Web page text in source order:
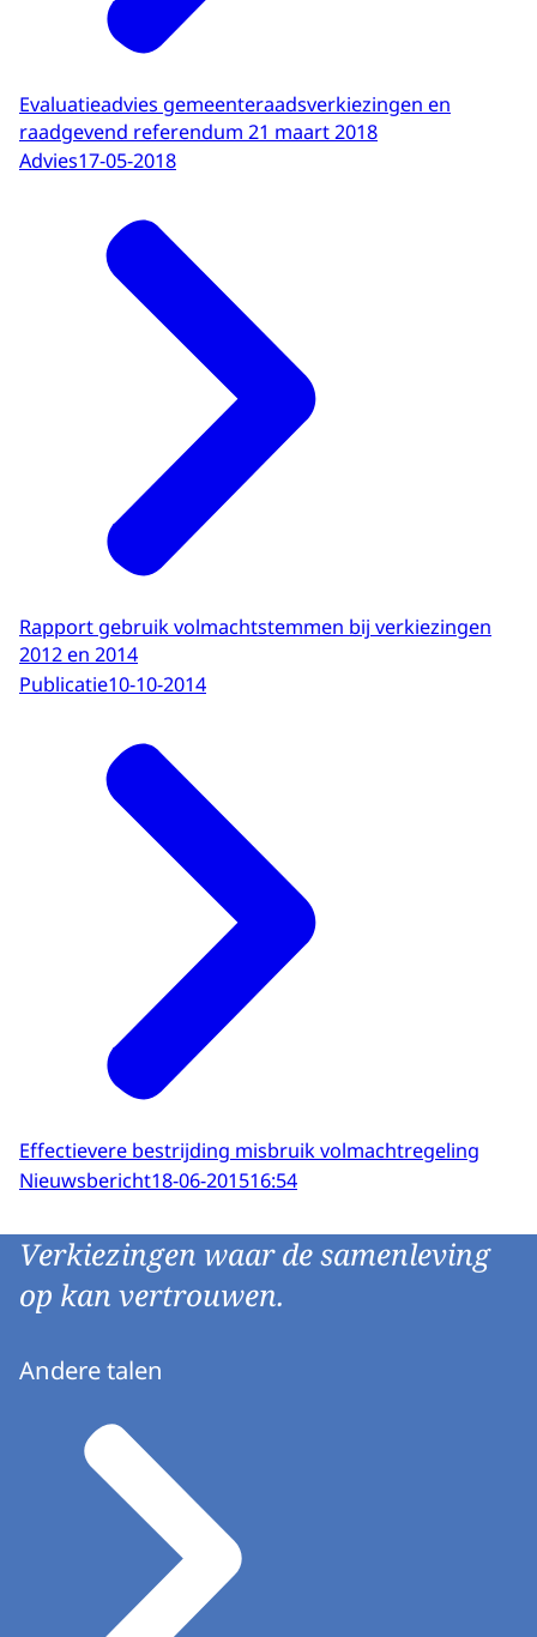
Evaluatieadvies gemeenteraadsverkiezingen en
raadgevend referendum 21 maart 2018
Advies17-05-2018
Rapport gebruik volmachtstemmen bij verkiezingen
2012 en 2014
Publicatie10-10-2014
Effectievere bestrijding misbruik volmachtregeling
Nieuwsbericht18-06-201516:54
Verkiezingen waar de samenleving
op kan vertrouwen.
Andere talen